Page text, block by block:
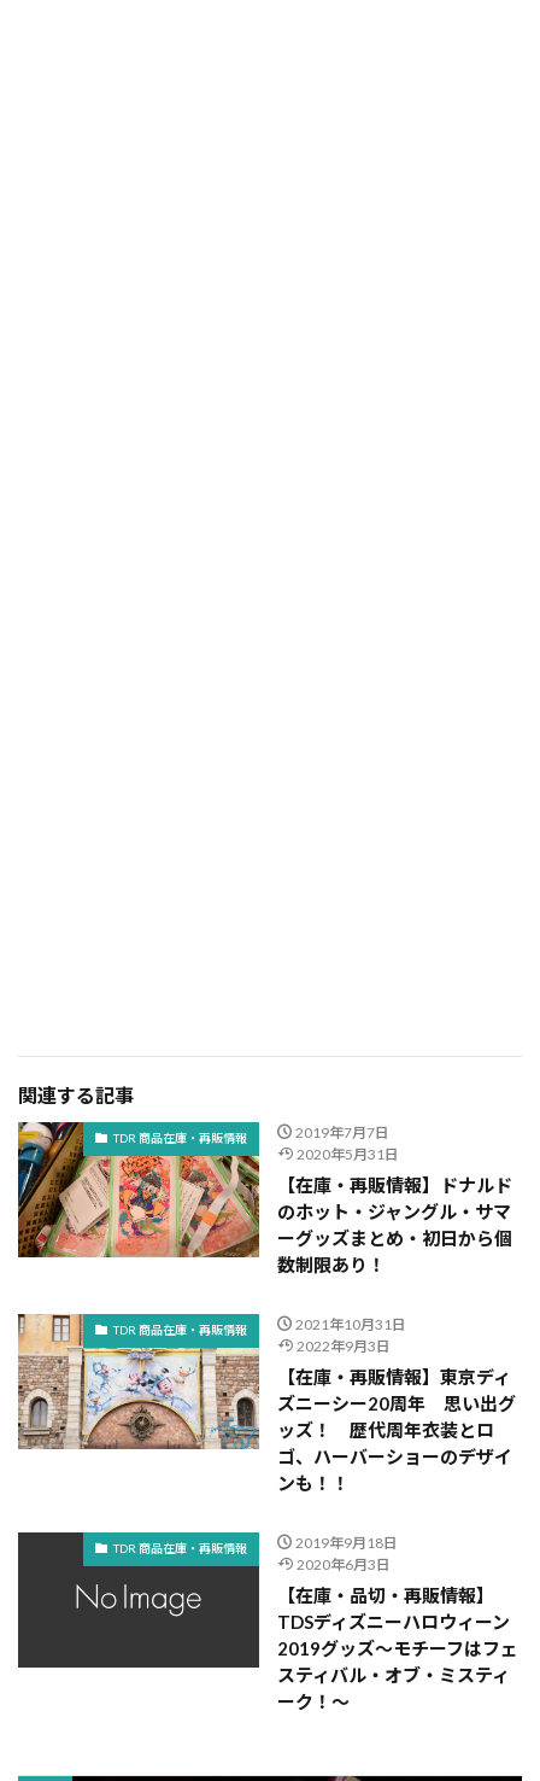
関連する記事
TDR 商品在庫・再販情報
2019年7月7日
2020年5月31日
【在庫・再販情報】ドナルド
のホット・ジャングル・サマ
ーグッズまとめ・初日から個
数制限あり！
TDR 商品在庫・再販情報
2021年10月31日
2022年9月3日
【在庫・再販情報】東京ディ
ズニーシー20周年 思い出グ
ッズ！ 歴代周年衣装とロ
ゴ、ハーバーショーのデザイ
ンも！！
TDR 商品在庫・再販情報
2019年9月18日
2020年6月3日
【在庫・品切・再販情報】
TDSディズニーハロウィーン
2019グッズ～モチーフはフェ
スティバル・オブ・ミスティ
ーク！～